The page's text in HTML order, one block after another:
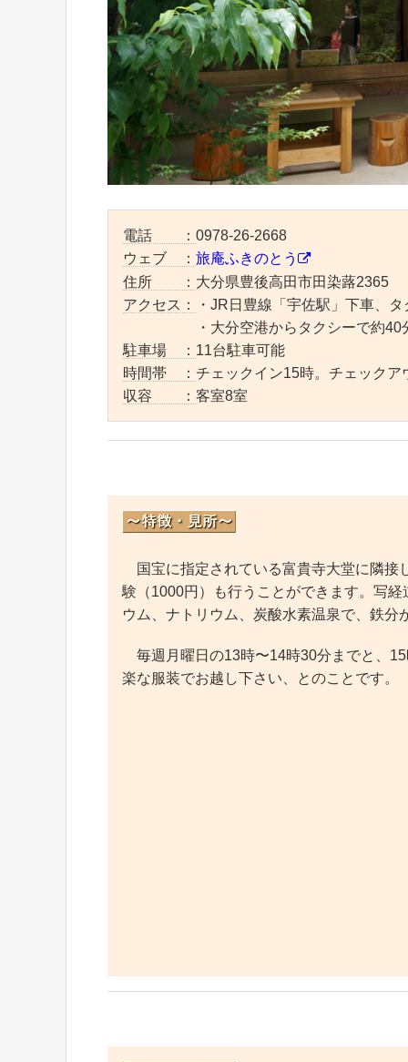
電話 ： 0978-26-2668
ウェブ ： 旅庵ふきのとう
住所 ： 大分県豊後高田市田染蕗2365
アクセス：
・JR日豊線「宇佐駅」下車、
・大分空港からタクシーで約40
駐車場 ： 11台駐車可能
時間帯 ： チェックイン15時。チェックア
収容 ： 客室8室
国宝に指定されている富貴寺大堂に隣接
験（1000円）も行うことができます。写
ウム、ナトリウム、炭酸水素温泉で、鉄分
毎週月曜日の13時〜14時30分までと、
楽な服装でお越し下さい、とのことです。